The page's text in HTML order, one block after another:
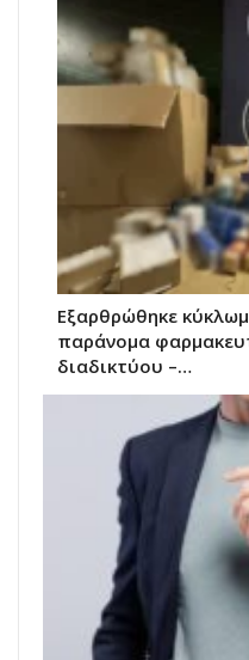
Εξαρθρώθηκε
παράνομα
διαδικτύου –…